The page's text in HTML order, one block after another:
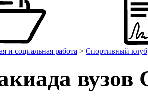
и социальная работа > Спортивный клуб